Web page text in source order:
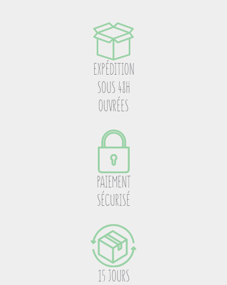
EXPÉDITION
SOUS 48H
OUVRÉES
PAIEMENT
SÉCURISÉ
15 JOURS